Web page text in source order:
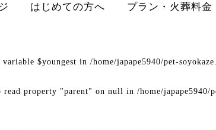
はじめての方へ プラン・火葬料金
$youngest in /home/japape5940/pet-
read property "parent" on null in /home/